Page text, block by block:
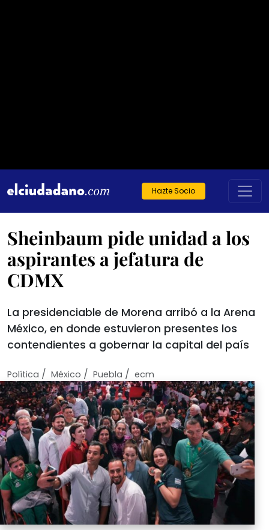
Hazte Socio
Sheinbaum pide unidad a los
aspirantes a jefatura de
CDMX
La presidenciable de Morena arribó a la Arena
México, en donde estuvieron presentes los
contendientes a gobernar la capital del país
Política / México / Puebla / ecm